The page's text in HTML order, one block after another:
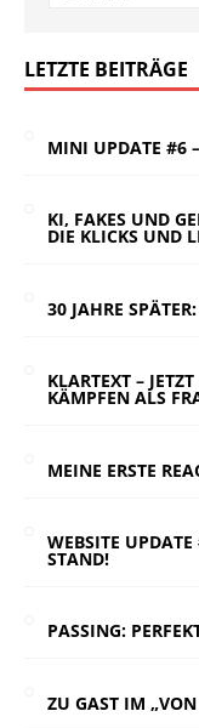
LETZTE BEITRÄGE
MINI UPDATE #6
KI, FAKES UND
DIE KLICKS UND
30 JAHRE
KLARTEXT –
KÄMPFEN ALS
MEINE ERSTE
WEBSITE
STAND!
PASSING:
ZU GAST IM